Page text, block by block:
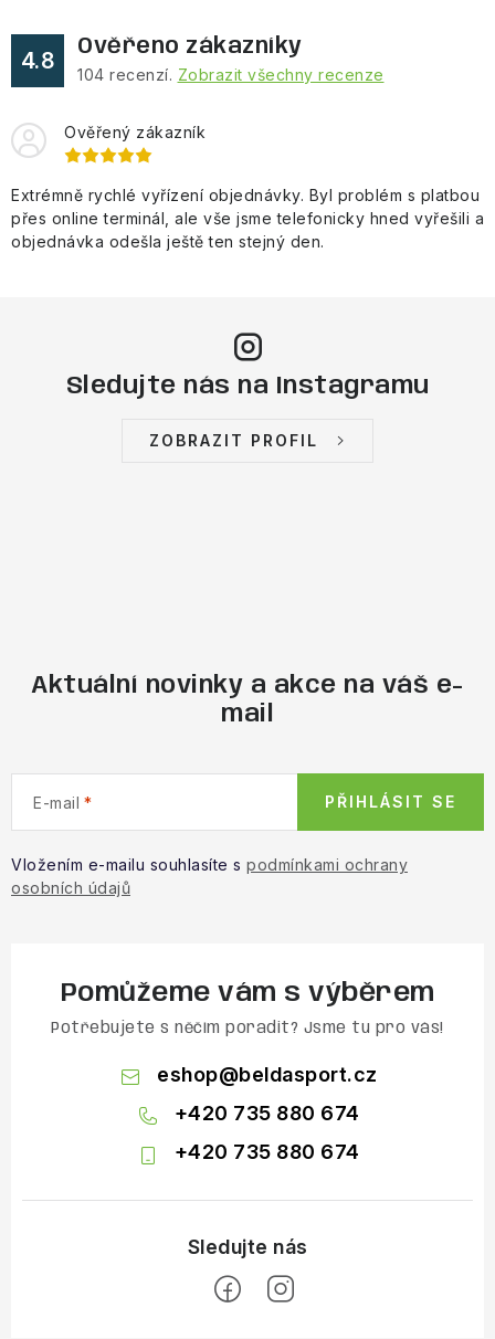
4.8
Ověřeno zákazníky
104 recenzí. Zobrazit všechny recenze
Ověřený zákazník
Extrémně rychlé vyřízení objednávky. Byl problém s platbou
přes online terminál, ale vše jsme telefonicky hned vyřešili a
objednávka odešla ještě ten stejný den.
Sledujte nás na Instagramu
ZOBRAZIT PROFIL
Aktuální novinky a akce na váš e-
mail
E-mail
Vložením e-mailu souhlasíte s podmínkami ochrany
osobních údajů
PŘIHLÁSIT SE
Pomůžeme vám s výběrem
Potřebujete s něčím poradit? Jsme tu pro vás!
eshop@beldasport.cz
+420 735 880 674
+420 735 880 674